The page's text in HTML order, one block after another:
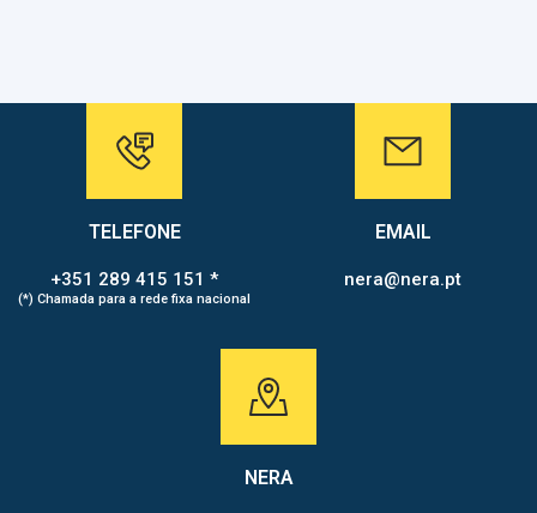
TELEFONE
+351 289 415 151 *
(*) Chamada para a rede fixa nacional
EMAIL
nera@nera.pt
NERA